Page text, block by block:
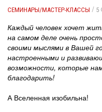
СЕМИНАРЫ/МАСТЕР-КЛАССЫ / 5
Каждый человек хочет
на самом деле очень
своими мыслями в Вашей
настроенными и
возможности, которые
благодарить!
А Вселенная изобильна!